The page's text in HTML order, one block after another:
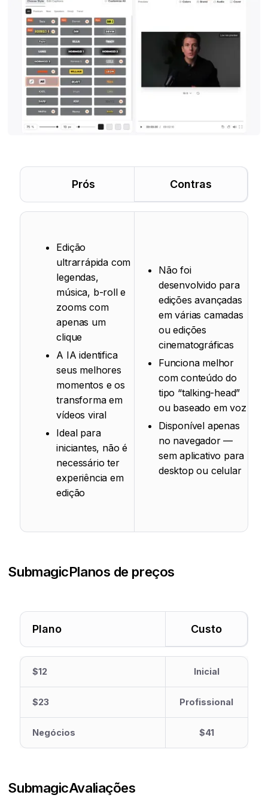
Prós Contras
Edição
ultrarrápida com
legendas,
música, b-roll e
zooms com
apenas um
clique
A IA identifica
seus melhores
momentos e os
transforma em
vídeos viral
Ideal para
iniciantes, não é
necessário ter
experiência em
edição
Não foi
desenvolvido para
edições avançadas
em várias camadas
ou edições
cinematográficas
Funciona melhor
com conteúdo do
tipo “talking-head”
ou baseado em voz
Disponível apenas
no navegador —
sem aplicativo para
desktop ou celular
SubmagicPlanos de preços
Plano Custo
$12 Inicial
$23 Profissional
Negócios $41
SubmagicAvaliações